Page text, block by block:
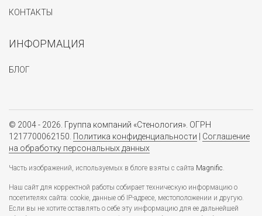
КОНТАКТЫ
ИНФОРМАЦИЯ
БЛОГ
© 2004 - 2026. Группа компаний «Стенология». ОГРН
1217700062150. Политика конфиденциальности
Соглашение
на обработку персональных данных
Часть изображений, используемых в блоге взяты с сайта Magnific.
Наш сайт для корректной работы собирает техническую информацию о
посетителях сайта: cookie, данные об IP-адресе, местоположении и другую.
Если вы не хотите оставлять о себе эту информацию для ее дальнейшей